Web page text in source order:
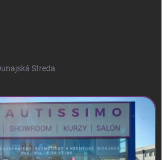
Streda